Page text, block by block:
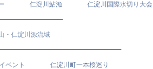
仁淀川鮎漁 仁淀川国際水切り大会
・仁淀川源流域
ベント 仁淀川町一本桜巡り